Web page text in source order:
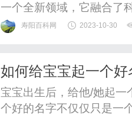
一个全新领域，它融合了
和想象力的境界中。Yomi
景观和文明。Yomi世界的
寿阳百科网 2023-10-30
如何给宝宝起一个好
宝宝出生后，给他/她起
个好的名字不仅仅只是一